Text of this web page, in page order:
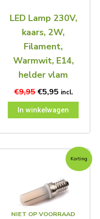
LED Lamp 230V,
kaars, 2W,
Filament,
Warmwit, E14,
helder vlam
€9,95 €5,95 incl.
In winkelwagen
Korting
NIET OP VOORRAAD
Oorspronkelijke
€8,45.
Huidige
prijs
€6,45.